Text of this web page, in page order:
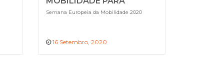
TODOS
Semana Europeia da Mobilidade 2020
16 Setembro, 2020